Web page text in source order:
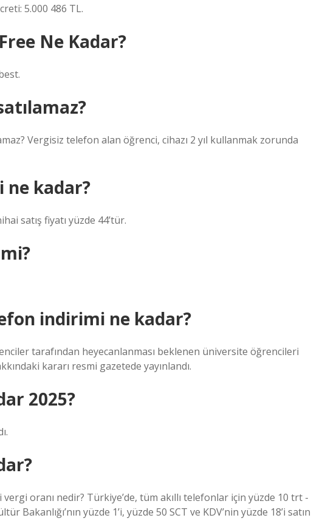
5.000 486 TL.
Ne Kadar?
Vergisiz telefon alan öğrenci, cihazı 2 yıl kullanmak zorunda
kadar?
satış fiyatı yüzde 44’tür.
indirimi ne kadar?
tarafından heyecanlanması beklenen üniversite öğrencileri
kararı resmi gazetede yayınlandı.
2025?
oranı nedir? Türkiye’de, tüm akıllı telefonlar için yüzde 10 trt -
yüzde 1’i, yüzde 50 SCT ve KDV’nin yüzde 18’i satın